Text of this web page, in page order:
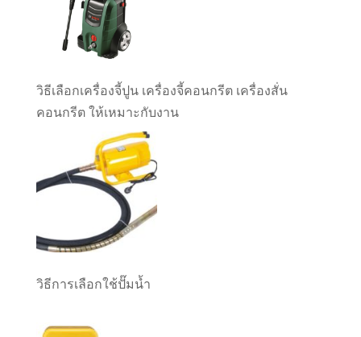
วิธีเลือกเครื่องจี้ปูน เครื่องจี้คอนกรีต เครื่องสั่น
คอนกรีต ให้เหมาะกับงาน
วิธีการเลือกใช้ปั๊มน้ำ